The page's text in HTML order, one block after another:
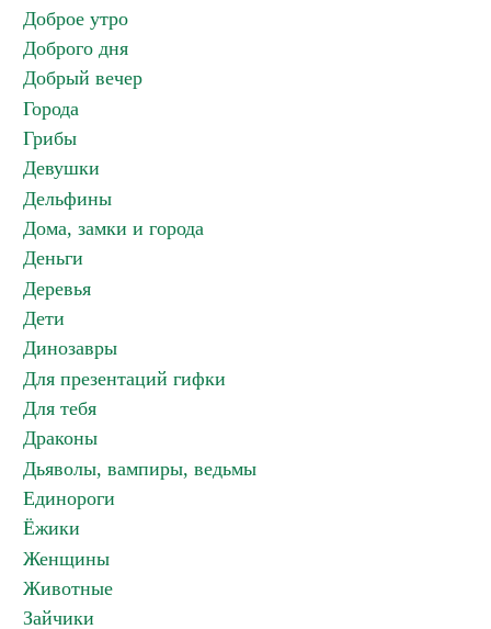
Доброе утро
Доброго дня
Добрый вечер
Города
Грибы
Девушки
Дельфины
Дома, замки и города
Деньги
Деревья
Дети
Динозавры
Для презентаций гифки
Для тебя
Драконы
Дьяволы, вампиры, ведьмы
Единороги
Ёжики
Женщины
Животные
Зайчики